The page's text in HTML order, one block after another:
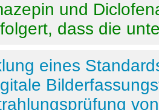
und
dass die
eines